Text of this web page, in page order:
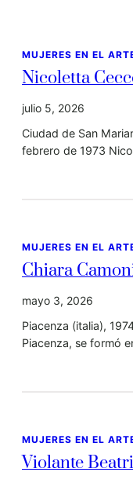
MUJERES EN EL
Nicoletta
julio 5, 2026
Ciudad de San
febrero de 1973
MUJERES EN EL
Chiara
mayo 3, 2026
Piacenza (italia),
Piacenza, se formó
MUJERES EN EL
Violante